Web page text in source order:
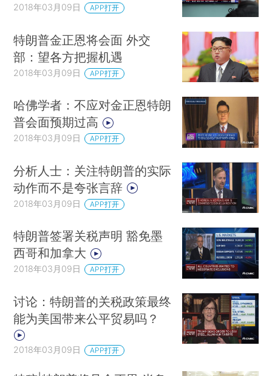
2018年03月09日 APP打开
特朗普金正恩将会面 外交
部：望各方把握机遇
2018年03月09日 APP打开
哈佛学者：不应对金正恩特朗
普会面预期过高
2018年03月09日 APP打开
分析人士：关注特朗普的实际
动作而不是夸张言辞
2018年03月09日 APP打开
特朗普签署关税声明 豁免墨
西哥和加拿大
2018年03月09日 APP打开
讨论：特朗普的关税政策最终
能为美国带来公平贸易吗？
2018年03月09日 APP打开